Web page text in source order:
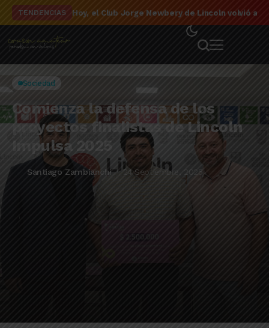
TENDENCIAS El detalle de la campaña de El Linqueño en el
Sociedad
Comienza la defensa de los
proyectos finalistas de Lincoln
Impulsa 2025
Santiago Zambianchi 24 Septiembre, 2025